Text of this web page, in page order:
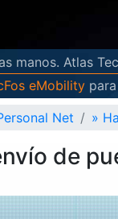
manos. Atlas
eMobility
Net »
de